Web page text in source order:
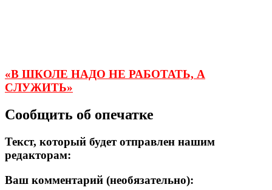
«В ШКОЛЕ НАДО НЕ РАБОТАТЬ, А
СЛУЖИТЬ»
Сообщить об опечатке
Текст, который будет отправлен нашим
редакторам:
Ваш комментарий (необязательно):